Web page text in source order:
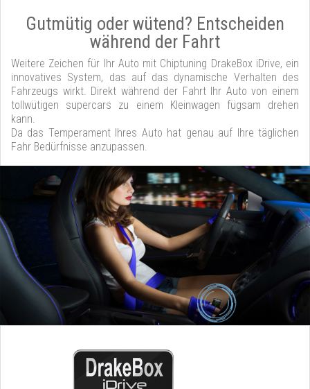
Gutmütig oder wütend? Entscheiden
während der Fahrt
Weitere Zeichen für Ihr Auto mit Chiptuning DrakeBox iDrive, ein
innovatives System, das auf das dynamische Verhalten des
Fahrzeugs wirkt. Direkt während der Fahrt Ihr Auto von einem
tollwütigen supercars zu einem Kleinwagen fügsam drehen
kann.
Da das Temperament Ihres Auto hat genau auf Ihre täglichen
Fahr Bedürfnisse anzupassen.